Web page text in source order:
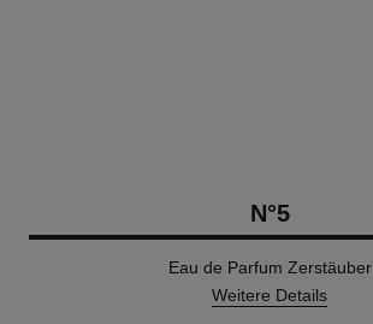
N°5
Eau de Parfum Zerstäuber
Weitere Details